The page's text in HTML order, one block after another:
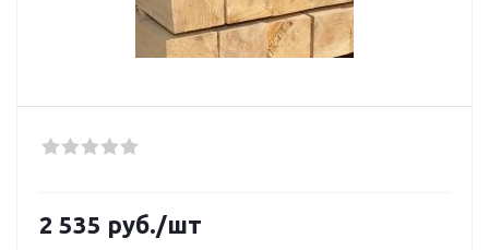
2 535 руб./шт